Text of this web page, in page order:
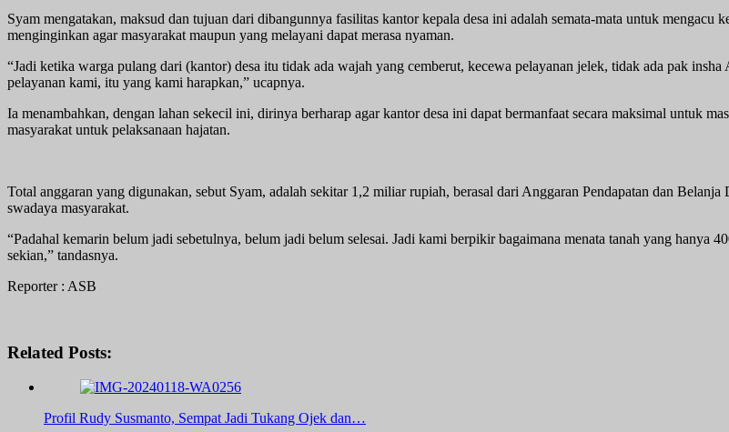
Syam mengatakan, maksud dan tujuan dari dibangunnya fasilitas kantor kepala desa ini adalah semata-mata untuk mengacu
menginginkan agar masyarakat maupun yang melayani dapat merasa nyaman.
“Jadi ketika warga pulang dari (kantor) desa itu tidak ada wajah yang cemberut, kecewa pelayanan jelek, tidak ada pak
pelayanan kami, itu yang kami harapkan,” ucapnya.
Ia menambahkan, dengan lahan sekecil ini, dirinya berharap agar kantor desa ini dapat bermanfaat secara maksimal untuk
masyarakat untuk pelaksanaan hajatan.
Total anggaran yang digunakan, sebut Syam, adalah sekitar 1,2 miliar rupiah, berasal dari Anggaran Pendapatan dan
swadaya masyarakat.
“Padahal kemarin belum jadi sebetulnya, belum jadi belum selesai. Jadi kami berpikir bagaimana menata tanah yang hanya
sekian,” tandasnya.
Reporter : ASB
Related Posts:
Profil Rudy Susmanto, Sempat Jadi Tukang Ojek dan…